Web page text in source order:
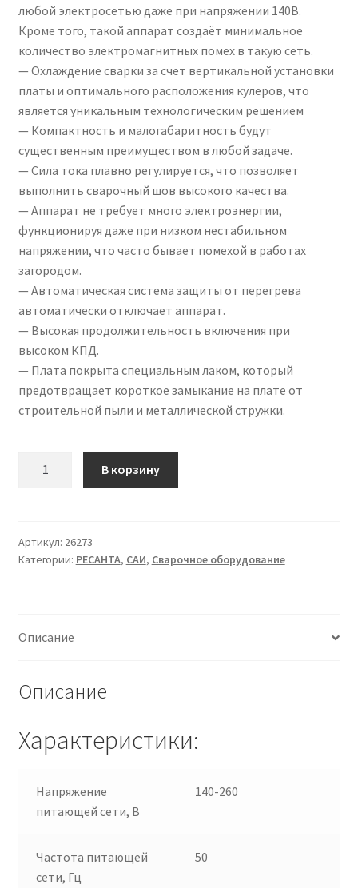
любой электросетью даже при напряжении 140В.
Кроме того, такой аппарат создаёт минимальное
количество электромагнитных помех в такую сеть.
— Охлаждение сварки за счет вертикальной установки
платы и оптимального расположения кулеров, что
является уникальным технологическим решением
— Компактность и малогабаритность будут
существенным преимуществом в любой задаче.
— Сила тока плавно регулируется, что позволяет
выполнить сварочный шов высокого качества.
— Аппарат не требует много электроэнергии,
функционируя даже при низком нестабильном
напряжении, что часто бывает помехой в работах
загородом.
— Автоматическая система защиты от перегрева
автоматически отключает аппарат.
— Высокая продолжительность включения при
высоком КПД.
— Плата покрыта специальным лаком, который
предотвращает короткое замыкание на плате от
строительной пыли и металлической стружки.
инверторный
САИ
Ресанта
В корзину
Артикул: 26273
Категории: РЕСАНТА, САИ, Сварочное оборудование
Описание
Описание
Характеристики:
Напряжение
питающей сети, В
140-260
Частота питающей
сети, Гц
50